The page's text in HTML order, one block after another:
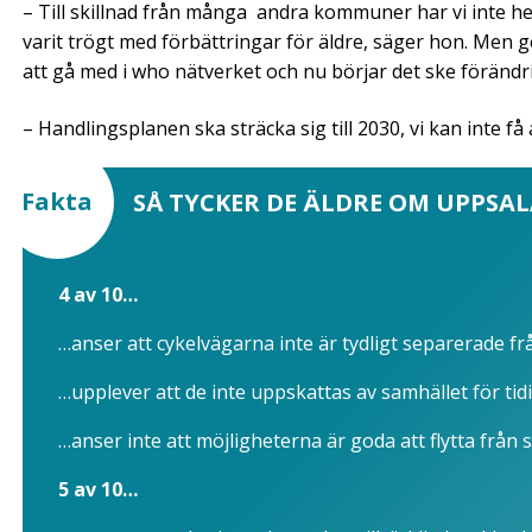
– Till skillnad från många andra kommuner har vi inte
varit trögt med förbättringar för äldre, säger hon. Men
att gå med i who nätverket och nu börjar det ske
– Handlingsplanen ska sträcka sig till 2030, vi kan inte få
Fakta SÅ TYCKER DE ÄLDRE OM
4 av 10…
…anser att cykelvägarna inte är tydligt separerade
…upplever att de inte uppskattas av samhället för
…anser inte att möjligheterna är goda att flytta från
5 av 10…